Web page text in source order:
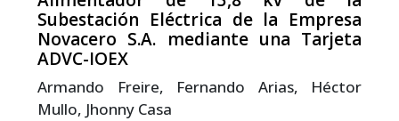
Subestación Eléctrica de la Empresa
Novacero S.A. mediante una Tarjeta
ADVC-IOEX
Armando Freire, Fernando Arias, Héctor
Mullo, Jhonny Casa